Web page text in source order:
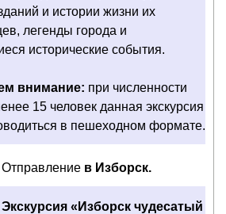
и истории жизни их
легенды города и
исторические события.
внимание: при численности
15 человек данная экскурсия
в пешеходном формате.
Отправление в Изборск.
Экскурсия «Изборск чудесатый